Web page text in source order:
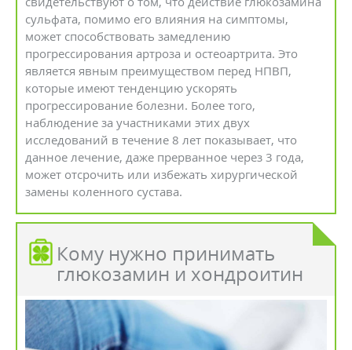
сульфата, помимо его влияния на симптомы,
может способствовать замедлению
прогрессирования артроза и остеоартрита. Это
является явным преимуществом перед НПВП,
которые имеют тенденцию ускорять
прогрессирование болезни. Более того,
наблюдение за участниками этих двух
исследований в течение 8 лет показывает, что
данное лечение, даже прерванное через 3 года,
может отсрочить или избежать хирургической
замены коленного сустава.
Кому нужно принимать
глюкозамин и хондроитин